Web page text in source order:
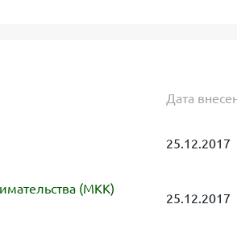
Дата
25.12.2017
(МКК)
25.12.2017